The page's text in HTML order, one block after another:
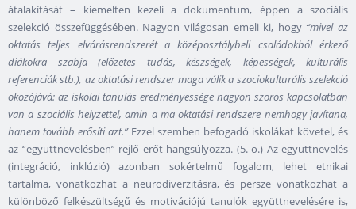
átalakítását – kiemelten kezeli a dokumentum, éppen a szociális
szelekció összefüggésében. Nagyon világosan emeli ki, hogy “mivel az
oktatás teljes elvárásrendszerét a középosztálybeli családokból érkező
diákokra szabja (előzetes tudás, készségek, képességek, kulturális
referenciák stb.), az oktatási rendszer maga válik a szociokulturális szelekció
okozójává: az iskolai tanulás eredményessége nagyon szoros kapcsolatban
van a szociális helyzettel, amin a ma oktatási rendszere nemhogy javítana,
hanem tovább erősíti azt.” Ezzel szemben befogadó iskolákat követel, és
az “együttnevelésben” rejlő erőt hangsúlyozza. (5. o.) Az együttnevelés
(integráció, inklúzió) azonban sokértelmű fogalom, lehet etnikai
tartalma, vonatkozhat a neurodiverzitásra, és persze vonatkozhat a
különböző felkészültségű és motivációjú tanulók együttnevelésére is,